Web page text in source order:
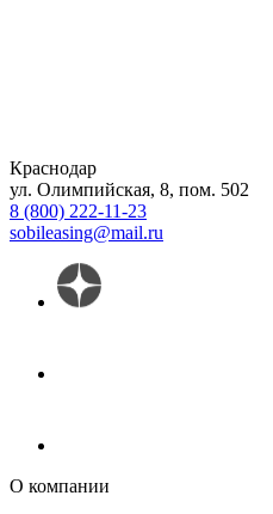
Краснодар
ул. Олимпийская, 8, пом. 502
8 (800) 222-11-23
sobileasing@mail.ru
О компании